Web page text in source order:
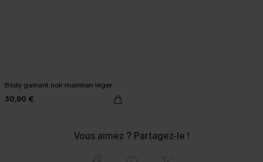
Body gainant noir maintien léger
30,90 €
Vous aimez ? Partagez-le !